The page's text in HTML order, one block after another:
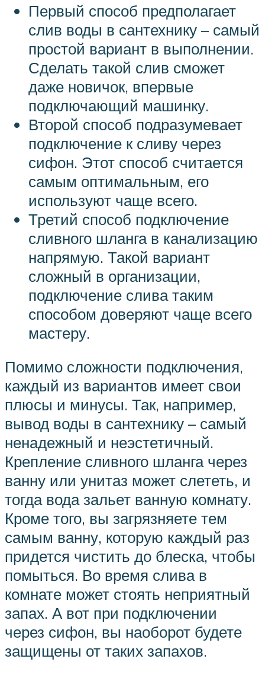
Первый способ предполагает
слив воды в сантехнику – самый
простой вариант в выполнении.
Сделать такой слив сможет
даже новичок, впервые
подключающий машинку.
Второй способ подразумевает
подключение к сливу через
сифон. Этот способ считается
самым оптимальным, его
используют чаще всего.
Третий способ подключение
сливного шланга в канализацию
напрямую. Такой вариант
сложный в организации,
подключение слива таким
способом доверяют чаще всего
мастеру.
Помимо сложности подключения,
каждый из вариантов имеет свои
плюсы и минусы. Так, например,
вывод воды в сантехнику – самый
ненадежный и неэстетичный.
Крепление сливного шланга через
ванну или унитаз может слететь, и
тогда вода зальет ванную комнату.
Кроме того, вы загрязняете тем
самым ванну, которую каждый раз
придется чистить до блеска, чтобы
помыться. Во время слива в
комнате может стоять неприятный
запах. А вот при подключении
через сифон, вы наоборот будете
защищены от таких запахов.